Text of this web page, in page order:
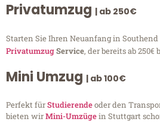
Privatumzug | ab 250€
Starten Sie Ihren Neuanfang in
PrivatumzugService, der bereits ab 250€
Mini Umzug | ab 100€
Perfekt fürStudierendeoder den
bieten wirMini-Umzügein Stuttgart